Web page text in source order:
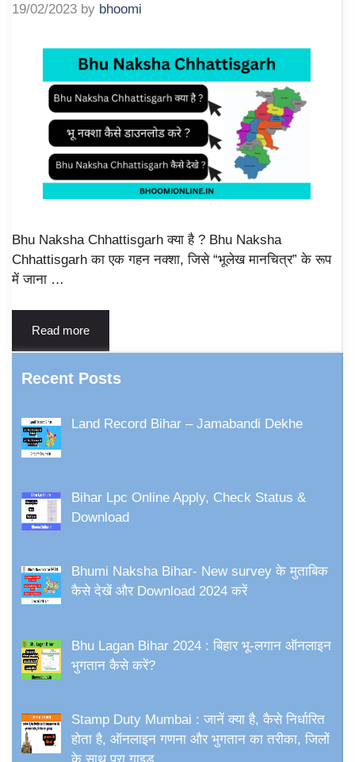
19/02/2023 by bhoomi
Bhu Naksha Chhattisgarh क्या है ? Bhu Naksha
Chhattisgarh का एक गहन नक्शा, जिसे “भूलेख मानचित्र” के रूप
में जाना …
Read more
Recent Posts
Land Record Bihar – Jamabandi Dekhe
Bihar Lpc Online Apply, Check Status &
Download
Bhumi Naksha Bihar- New survey के मुताबिक
कैसे देखें और Download 2024 करें
Bhu Lagan Bihar 2024 : बिहार भू-लगान ऑनलाइन
भुगतान कैसे करें?
Stamp Duty Mumbai : जानें क्या है, कैसे निर्धारित
होता है, ऑनलाइन गणना और भुगतान का तरीका, जिलों